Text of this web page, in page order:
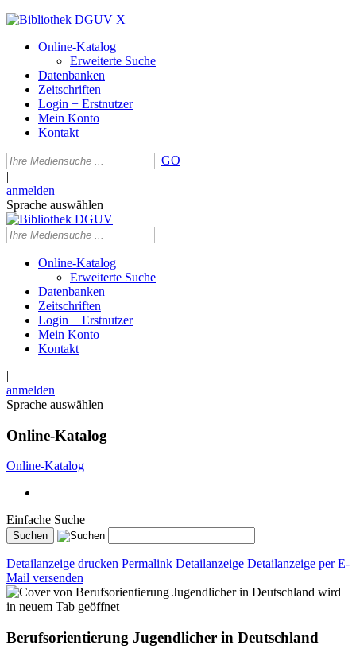
X
Online-Katalog
Erweiterte Suche
Datenbanken
Zeitschriften
Login + Erstnutzer
Mein Konto
Kontakt
GO
|
anmelden
Sprache auswählen
Online-Katalog
Erweiterte Suche
Datenbanken
Zeitschriften
Login + Erstnutzer
Mein Konto
Kontakt
|
anmelden
Sprache auswählen
Online-Katalog
Online-Katalog
Einfache Suche
Detailanzeige drucken Permalink Detailanzeige Detailanzeige per E-
Mail versenden
wird
in neuem Tab geöffnet
Berufsorientierung Jugendlicher in Deutschland